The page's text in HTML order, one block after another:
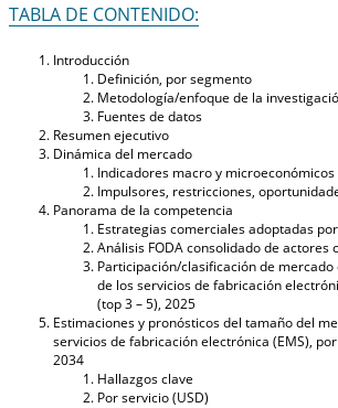
TABLA DE CONTENIDO:
Introducción
Definición, por segmento
Metodología/enfoque de la
Fuentes de datos
Resumen ejecutivo
Dinámica del mercado
Indicadores macro y microeconómicos
Impulsores, restricciones,
Panorama de la competencia
Estrategias comerciales adoptadas
Análisis FODA consolidado de actores
Participación/clasificación de mercado
de los servicios de fabricación
(top 3 – 5), 2025
Estimaciones y pronósticos del tamaño del
servicios de fabricación electrónica (EMS),
2034
Hallazgos clave
Por servicio (USD)